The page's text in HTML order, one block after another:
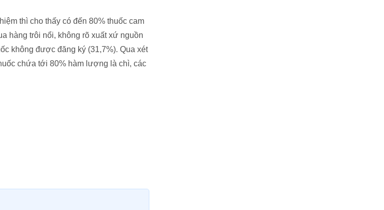
thì cho thấy có đến 80% thuốc cam
hàng trôi nổi, không rõ xuất xứ nguồn
không được đăng ký (31,7%). Qua xét
chứa tới 80% hàm lượng là chì, các